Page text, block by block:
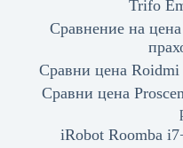
Trifo
Сравнение на
Сравни цена Roidmi
Сравни цена
iRobot Roomba